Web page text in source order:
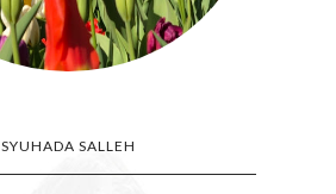
SYUHADA SALLEH